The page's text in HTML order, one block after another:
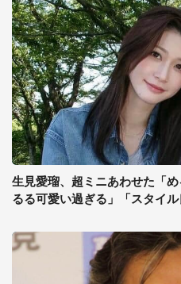
生見愛瑠、超ミニあわせた「
るる可愛い過ぎる」「スタイル